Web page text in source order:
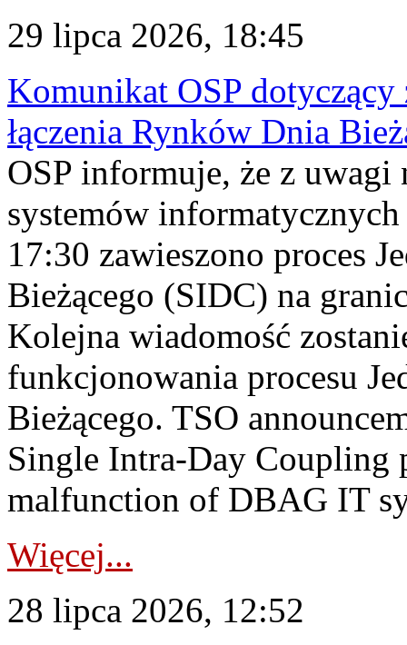
29 lipca 2026, 18:45
Komunikat OSP dotyczący
łączenia Rynków Dnia
OSP informuje, że z uwagi
systemów
17:30 zawieszono proces
Bieżącego (SIDC) na
Kolejna wiadomość
funkcjonowania procesu
Bieżącego. TSO
Single Intra-Day Coupling
malfunction of DBAG IT
Więcej...
28 lipca 2026, 12:52